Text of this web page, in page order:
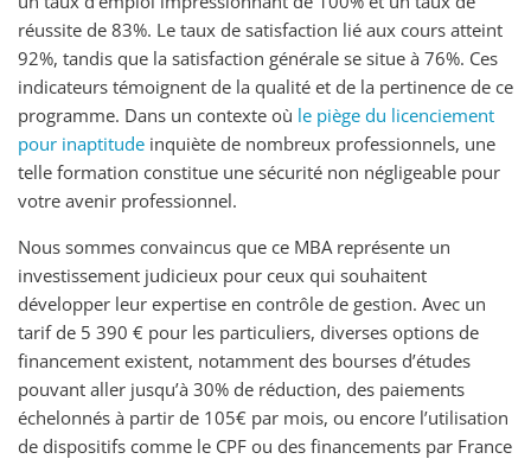
réussite de 83%. Le taux de satisfaction lié aux cours atteint
92%, tandis que la satisfaction générale se situe à 76%. Ces
indicateurs témoignent de la qualité et de la pertinence de ce
programme. Dans un contexte où le piège du licenciement
pour inaptitude inquiète de nombreux professionnels, une
telle formation constitue une sécurité non négligeable pour
votre avenir professionnel.
Nous sommes convaincus que ce MBA représente un
investissement judicieux pour ceux qui souhaitent
développer leur expertise en contrôle de gestion. Avec un
tarif de 5 390 € pour les particuliers, diverses options de
financement existent, notamment des bourses d’études
pouvant aller jusqu’à 30% de réduction, des paiements
échelonnés à partir de 105€ par mois, ou encore l’utilisation
de dispositifs comme le CPF ou des financements par France